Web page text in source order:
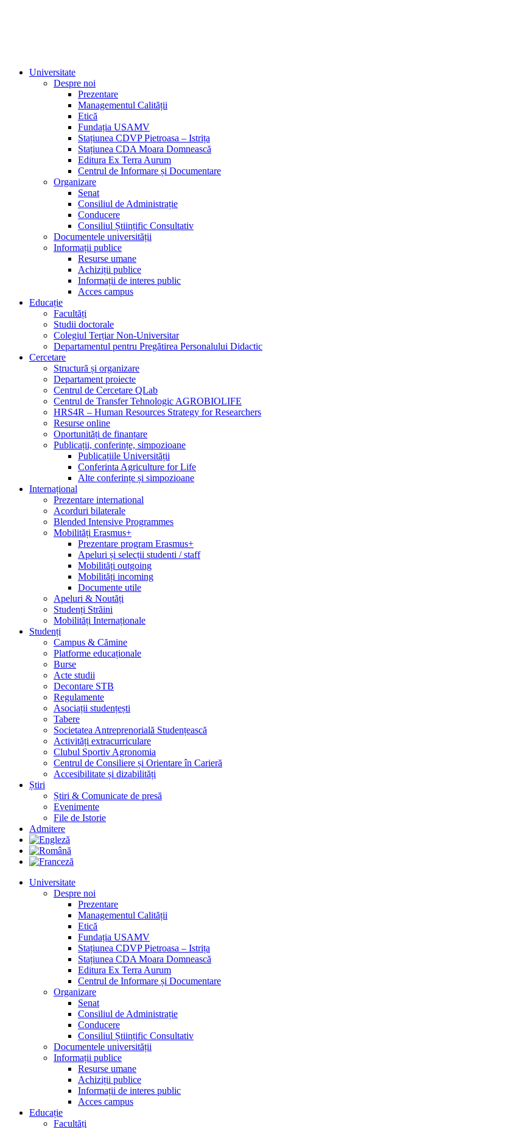
Universitate
Despre noi
Prezentare
Managementul Calității
Etică
Fundația USAMV
Stațiunea CDVP Pietroasa – Istrița
Stațiunea CDA Moara Domnească
Editura Ex Terra Aurum
Centrul de Informare și Documentare
Organizare
Senat
Consiliul de Administrație
Conducere
Consiliul Științific Consultativ
Documentele universității
Informații publice
Resurse umane
Achiziții publice
Informații de interes public
Acces campus
Educație
Facultăți
Studii doctorale
Colegiul Terțiar Non-Universitar
Departamentul pentru Pregătirea Personalului Didactic
Cercetare
Structură și organizare
Departament proiecte
Centrul de Cercetare QLab
Centrul de Transfer Tehnologic AGROBIOLIFE
HRS4R – Human Resources Strategy for Researchers
Resurse online
Oportunități de finanțare
Publicații, conferințe, simpozioane
Publicațiile Universității
Conferinta Agriculture for Life
Alte conferințe și simpozioane
Internațional
Prezentare international
Acorduri bilaterale
Blended Intensive Programmes
Mobilități Erasmus+
Prezentare program Erasmus+
Apeluri și selecții studenti / staff
Mobilități outgoing
Mobilități incoming
Documente utile
Apeluri & Noutăți
Studenți Străini
Mobilități Internaționale
Studenți
Campus & Cămine
Platforme educaționale
Burse
Acte studii
Decontare STB
Regulamente
Asociații studențești
Tabere
Societatea Antreprenorială Studențească
Activități extracurriculare
Clubul Sportiv Agronomia
Centrul de Consiliere și Orientare în Carieră
Accesibilitate și dizabilități
Știri
Știri & Comunicate de presă
Evenimente
File de Istorie
Admitere
Universitate
Despre noi
Prezentare
Managementul Calității
Etică
Fundația USAMV
Stațiunea CDVP Pietroasa – Istrița
Stațiunea CDA Moara Domnească
Editura Ex Terra Aurum
Centrul de Informare și Documentare
Organizare
Senat
Consiliul de Administrație
Conducere
Consiliul Științific Consultativ
Documentele universității
Informații publice
Resurse umane
Achiziții publice
Informații de interes public
Acces campus
Educație
Facultăți